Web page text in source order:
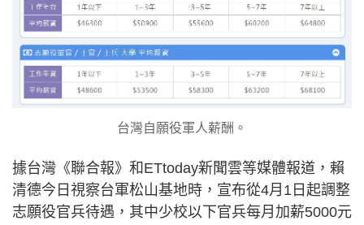
台灣自願役軍人薪酬。
據台灣《聯合報》和ETtoday新聞雲等媒體報道，賴
清德今日視察台軍松山基地時，宣布從4月1日起調整
志願役官兵待遇，其中少校以下官兵每月加薪5000元